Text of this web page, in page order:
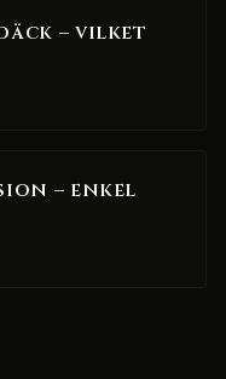
– vilket
– enkel